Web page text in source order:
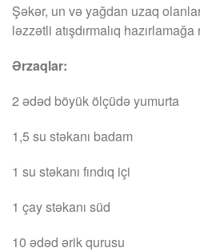
Şəkər, un və yağdan uzaq
ləzzətli atışdırmalıq
Ərzaqlar:
2 ədəd böyük ölçüdə yumurta
1,5 su stəkanı badam
1 su stəkanı fındıq içi
1 çay stəkanı süd
10 ədəd ərik qurusu